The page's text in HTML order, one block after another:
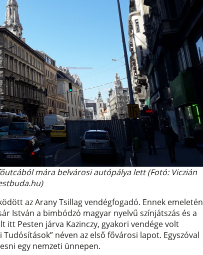
mára belvárosi autópálya lett (Fotó: Viczián
az Arany Tsillag vendégfogadó. Ennek emeletén
István a bimbódzó magyar nyelvű színjátszás és a
itt Pesten járva Kazinczy, gyakori vendége volt
néven az első fővárosi lapot. Egyszóval
egy nemzeti ünnepen.